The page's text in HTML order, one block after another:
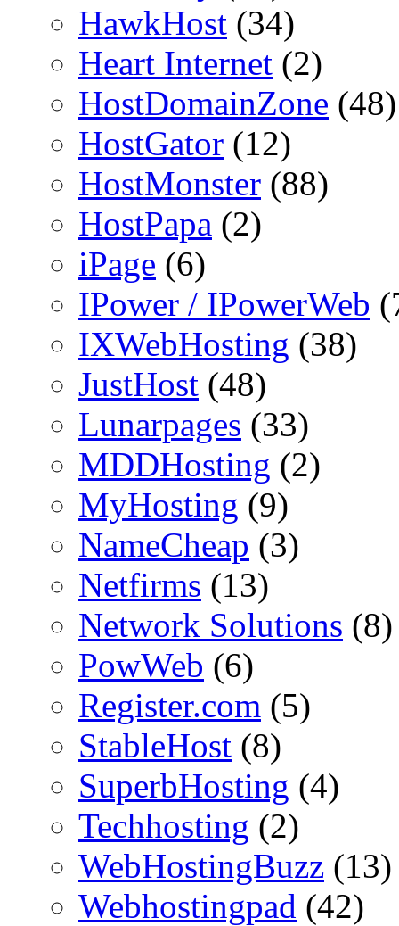
HawkHost (34)
Heart Internet (2)
HostDomainZone (48)
HostGator (12)
HostMonster (88)
HostPapa (2)
iPage (6)
IPower / IPowerWeb
IXWebHosting (38)
JustHost (48)
Lunarpages (33)
MDDHosting (2)
MyHosting (9)
NameCheap (3)
Netfirms (13)
Network Solutions (8)
PowWeb (6)
Register.com (5)
StableHost (8)
SuperbHosting (4)
Techhosting (2)
WebHostingBuzz (13)
Webhostingpad (42)